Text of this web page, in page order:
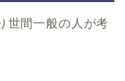
世間一般の人が考
文法一覧